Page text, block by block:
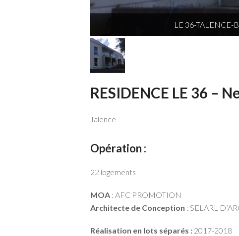
LE 36-TALENCE-
RESIDENCE LE 36 –
Talence
Opération :
22 logements
MOA : AFC PROMOTION
Architecte de Conception : SELARL
Réalisation en lots séparés : 2017-2018